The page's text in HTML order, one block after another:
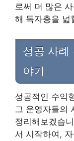
로써 더 많은
해 독자층을 넓
성공 사례
야기
성공적인 수익
그 운영자들의
정리해보겠습
서 시작하여,